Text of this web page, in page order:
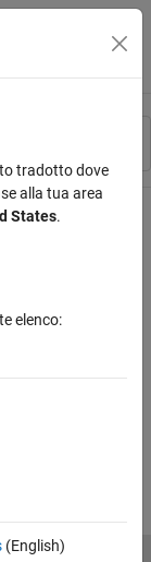
tradotto dove
alla tua area
States.
elenco:
(English)